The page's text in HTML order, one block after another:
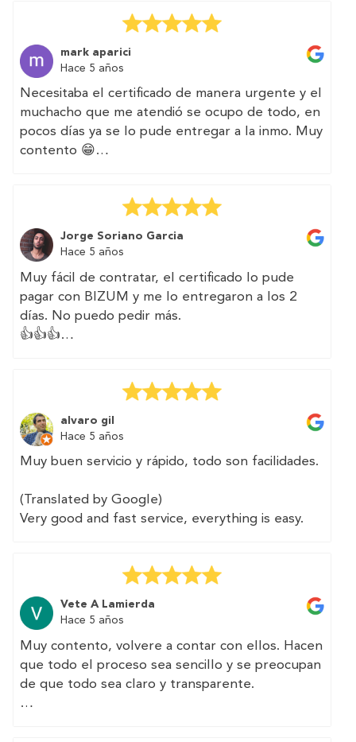
It has been very easy to contract my energy
certificate with them.
The web is very intuitive
I will count on them again for other efforts
mark aparici
Hace 5 años
Necesitaba el certificado de manera urgente y el
muchacho que me atendió se ocupo de todo, en
pocos días ya se lo pude entregar a la inmo. Muy
contento 😁
I needed the certificate urgently and the boy
who attended me took care of everything, in a
few days I was able to deliver it to the immo.
Very happy 😁
Jorge Soriano Garcia
Hace 5 años
Muy fácil de contratar, el certificado lo pude
pagar con BIZUM y me lo entregaron a los 2
días. No puedo pedir más.
👍👍👍
Very easy to contract, I could pay for the
certificate with BIZUM and they delivered it to
me within 2 days. I can not ask for more.
👍👍👍
alvaro gil
Hace 5 años
Muy buen servicio y rápido, todo son facilidades.
(Translated by Google)
Very good and fast service, everything is easy.
Vete A Lamierda
Hace 5 años
Muy contento, volvere a contar con ellos. Hacen
que todo el proceso sea sencillo y se preocupan
de que todo sea claro y transparente.